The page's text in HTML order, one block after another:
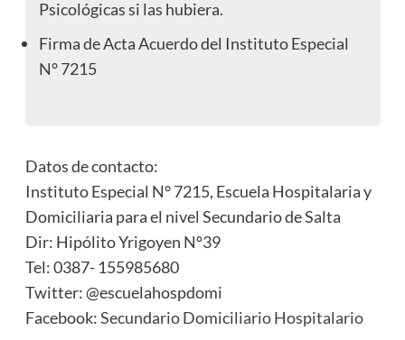
Psicológicas si las hubiera.
Firma de Acta Acuerdo del Instituto Especial
N° 7215
Datos de contacto:
Instituto Especial N° 7215, Escuela Hospitalaria y
Domiciliaria para el nivel Secundario de Salta
Dir: Hipólito Yrigoyen Nº39
Tel: 0387- 155985680
Twitter: @escuelahospdomi
Facebook:Secundario Domiciliario Hospitalario